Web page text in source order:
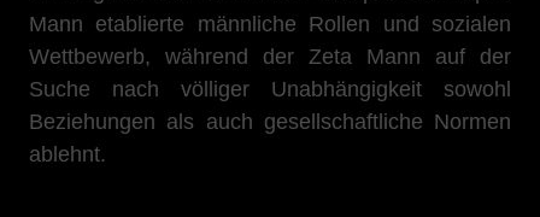
Mann etablierte männliche Rollen und sozialen
Wettbewerb, während der Zeta Mann auf der
Suche nach völliger Unabhängigkeit sowohl
Beziehungen als auch gesellschaftliche Normen
ablehnt.